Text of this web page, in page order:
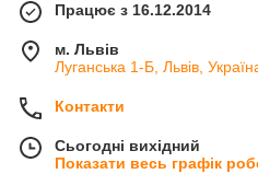
Працює з 16.12.2014
м. Львів
Луганська 1-Б, Львів,
Контакти
Сьогодні вихідний
Показати весь графік